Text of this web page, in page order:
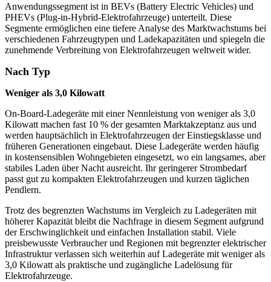
Anwendungssegment ist in BEVs (Battery Electric Vehicles) und
PHEVs (Plug-in-Hybrid-Elektrofahrzeuge) unterteilt. Diese
Segmente ermöglichen eine tiefere Analyse des Marktwachstums bei
verschiedenen Fahrzeugtypen und Ladekapazitäten und spiegeln die
zunehmende Verbreitung von Elektrofahrzeugen weltweit wider.
Nach Typ
Weniger als 3,0 Kilowatt
On-Board-Ladegeräte mit einer Nennleistung von weniger als 3,0
Kilowatt machen fast 10 % der gesamten Marktakzeptanz aus und
werden hauptsächlich in Elektrofahrzeugen der Einstiegsklasse und
früheren Generationen eingebaut. Diese Ladegeräte werden häufig
in kostensensiblen Wohngebieten eingesetzt, wo ein langsames, aber
stabiles Laden über Nacht ausreicht. Ihr geringerer Strombedarf
passt gut zu kompakten Elektrofahrzeugen und kurzen täglichen
Pendlern.
Trotz des begrenzten Wachstums im Vergleich zu Ladegeräten mit
höherer Kapazität bleibt die Nachfrage in diesem Segment aufgrund
der Erschwinglichkeit und einfachen Installation stabil. Viele
preisbewusste Verbraucher und Regionen mit begrenzter elektrischer
Infrastruktur verlassen sich weiterhin auf Ladegeräte mit weniger als
3,0 Kilowatt als praktische und zugängliche Ladelösung für
Elektrofahrzeuge.